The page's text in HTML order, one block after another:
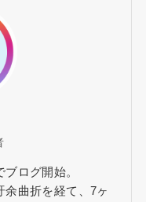
ログ開始。
曲折を経て、7ヶ